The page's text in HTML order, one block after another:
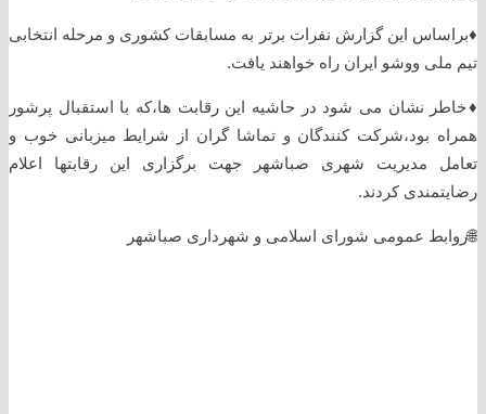
♦️براساس این گزارش نفرات برتر به مسابقات کشوری و مرحله انتخابی
تیم ملی ووشو ایران راه خواهند یافت.
♦️خاطر نشان می شود در حاشیه این رقابت ها،که با استقبال پرشور
همراه بود،شرکت کنندگان و تماشا گران از شرایط میزبانی خوب و
تعامل مدیریت شهری صباشهر جهت برگزاری این رقابتها اعلام
رضایتمندی کردند.
🌐روابط عمومی شورای اسلامی و شهرداری صباشهر